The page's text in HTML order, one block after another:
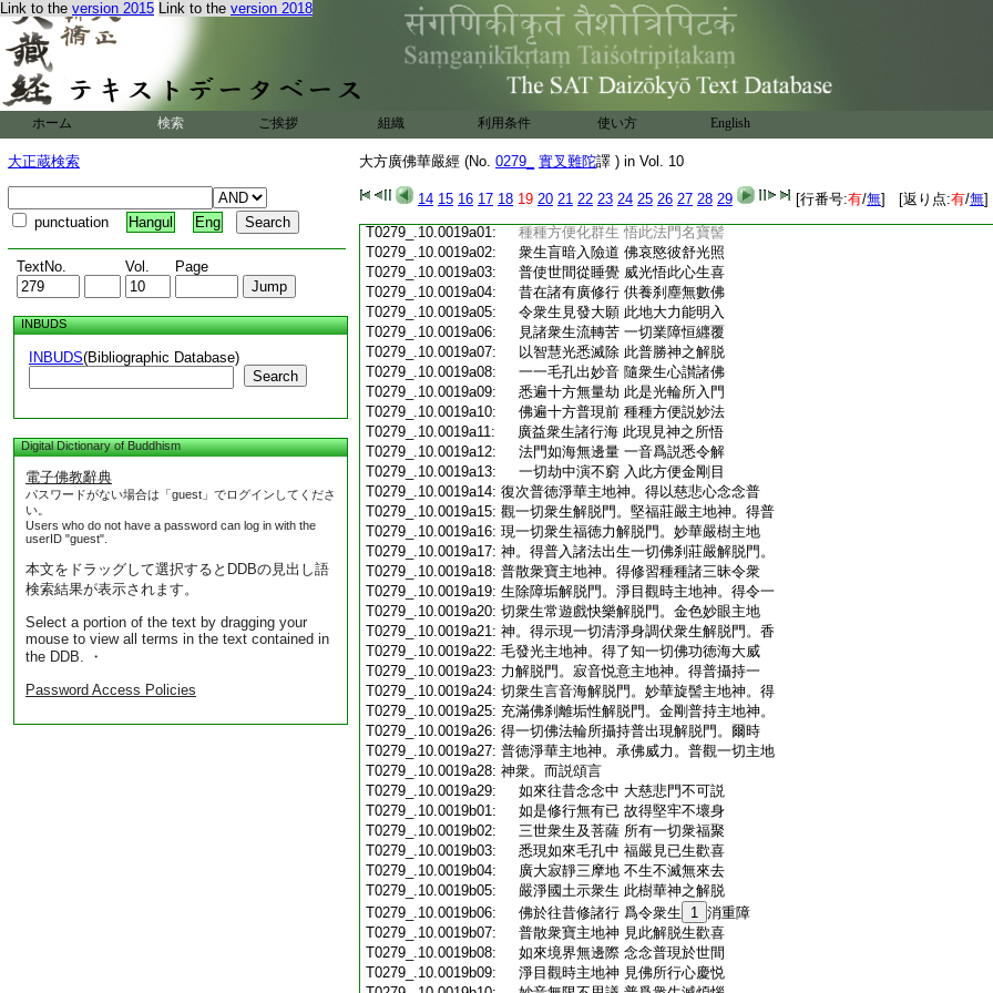
Link to the version 2015 Link to the version 2018
ホーム 検索 ご挨拶 組織 利用条件 使い方 English
大正蔵検索
punctuation Hangul Eng
TextNo. Vol. Page
INBUDS
INBUDS(Bibliographic Database)
Search
Digital Dictionary of Buddhism
電子佛教辭典
パスワードがない場合は「guest」でログインしてくださ
い。
Users who do not have a password can log in with the
userID "guest".
本文をドラッグして選択するとDDBの見出し語
検索結果が表示されます。
Select a portion of the text by dragging your
mouse to view all terms in the text contained in
the DDB. ・
Password Access Policies
大方廣佛華嚴經 (No. 0279_ 實叉難陀譯 ) in Vol. 10
14 15 16 17 18 19 20 21 22 23 24 25 26 27 28 29 [行番号:有/無] [返り点:有/無]
T0279_.10.0018c19:衆生乃至於夢中増長善根解脱門。金剛堅
T0279_.10.0018c20: 固眼主山神。得出現無邊大義海解脱門。爾
T0279_.10.0018c21:時開華匝地主山神。承佛威力。普觀一切主
T0279_.10.0018c22:
山神衆。而説頌
言
往修勝行無有邊 今獲神通亦無量
T0279_.10.0018c24:法門廣闢如塵數 悉使衆生深悟喜
T0279_.10.0018c25:衆相嚴身遍世間 毛孔光明悉清淨
T0279_.10.0018c26:大慈方便示一切 華林妙髻悟此門
T0279_.10.0018c27:佛身普現無有邊 十方世界皆充滿
T0279_.10.0018c28:諸根嚴淨見者喜 此法高幢能悟入
T0279_.10.0019a01:
種種方便化群生 悟此法門名寶髻
T0279_.10.0019a02:
衆生盲暗入險道 佛哀愍彼舒光照
T0279_.10.0019a03:
普使世間從睡覺 威光悟此心生喜
T0279_.10.0019a04:
昔在諸有廣修行 供養刹塵無數佛
T0279_.10.0019a05:
令衆生見發大願 此地大力能明入
T0279_.10.0019a06:
見諸衆生流轉苦 一切業障恒纒覆
T0279_.10.0019a07:
以智慧光悉滅除 此普勝神之解脱
T0279_.10.0019a08:
一一毛孔出妙音 隨衆生心讃諸佛
T0279_.10.0019a09:
悉遍十方無量劫 此是光輪所入門
T0279_.10.0019a10:
佛遍十方普現前 種種方便説妙法
T0279_.10.0019a11:
廣益衆生諸行海 此現見神之所悟
T0279_.10.0019a12:
法門如海無邊量 一音爲説悉令解
T0279_.10.0019a13:
一切劫中演不窮 入此方便金剛目
T0279_.10.0019a14: 復次普徳淨華主地神。得以慈悲心念念普
T0279_.10.0019a15: 觀一切衆生解脱門。堅福莊嚴主地神。得普
T0279_.10.0019a16: 現一切衆生福徳力解脱門。妙華嚴樹主地
T0279_.10.0019a17: 神。得普入諸法出生一切佛刹莊嚴解脱門。
T0279_.10.0019a18: 普散衆寶主地神。得修習種種諸三昧令衆
T0279_.10.0019a19: 生除障垢解脱門。淨目觀時主地神。得令一
T0279_.10.0019a20: 切衆生常遊戲快樂解脱門。金色妙眼主地
T0279_.10.0019a21: 神。得示現一切清淨身調伏衆生解脱門。香
T0279_.10.0019a22: 毛發光主地神。得了知一切佛功徳海大威
T0279_.10.0019a23: 力解脱門。寂音悦意主地神。得普攝持一
T0279_.10.0019a24: 切衆生言音海解脱門。妙華旋髻主地神。得
T0279_.10.0019a25: 充滿佛刹離垢性解脱門。金剛普持主地神。
T0279_.10.0019a26: 得一切佛法輪所攝持普出現解脱門。爾時
T0279_.10.0019a27: 普徳淨華主地神。承佛威力。普觀一切主地
T0279_.10.0019a28: 神衆。而説頌言
T0279_.10.0019a29:
如來往昔念念中 大慈悲門不可説
T0279_.10.0019b01:
如是修行無有已 故得堅牢不壞身
T0279_.10.0019b02:
三世衆生及菩薩 所有一切衆福聚
T0279_.10.0019b03:
悉現如來毛孔中 福嚴見已生歡喜
T0279_.10.0019b04:
廣大寂靜三摩地 不生不滅無來去
T0279_.10.0019b05:
嚴淨國土示衆生 此樹華神之解脱
T0279_.10.0019b06:
佛於往昔修諸行 爲令衆生 1 消重障
T0279_.10.0019b07:
普散衆寶主地神 見此解脱生歡喜
T0279_.10.0019b08:
如來境界無邊際 念念普現於世間
T0279_.10.0019b09:
淨目觀時主地神 見佛所行心慶悦